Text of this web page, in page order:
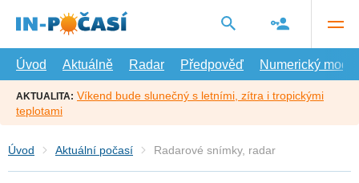
hlavní
Úvod
Aktuálně Radar Předpověď Numerický model
AKTUALITA: Víkend bude slunečný s letními, zítra i tropickými
teplotami
Úvod Aktuální počasí Radarové snímky, radar